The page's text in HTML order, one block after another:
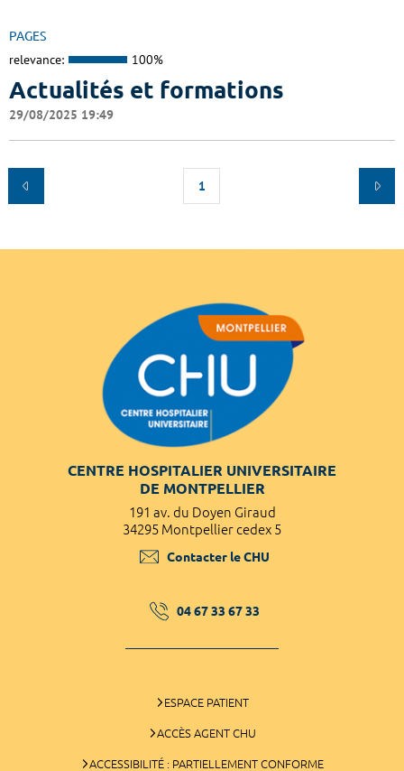
PAGES
relevance: 100%
Actualités et formations
29/08/2025 19:49
1
CENTRE HOSPITALIER UNIVERSITAIRE
DE MONTPELLIER
191 av. du Doyen Giraud
34295 Montpellier cedex 5
Contacter le CHU
04 67 33 67 33
ESPACE PATIENT
ACCÈS AGENT CHU
ACCESSIBILITÉ : PARTIELLEMENT CONFORME